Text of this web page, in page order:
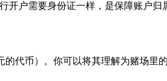
户需要身份证一样，是保障账户
代币）。你可以将其理解为赌场